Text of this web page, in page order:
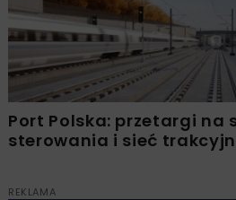
Port Polska: przetargi na
sterowania i sieć
REKLAMA